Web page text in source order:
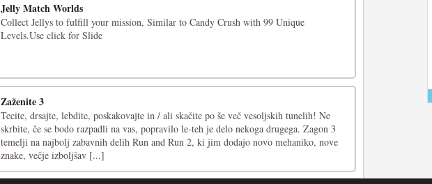
Jelly Match Worlds
Collect Jellys to fulfill your mission, Similar to Candy Crush with 99 Unique
Levels.Use click for Slide
Zaženite 3
Tecite, drsajte, lebdite, poskakovajte in / ali skačite po še več vesoljskih tunelih! Ne
skrbite, če se bodo razpadli na vas, popravilo le-teh je delo nekoga drugega. Zagon 3
temelji na najbolj zabavnih delih Run and Run 2, ki jim dodajo novo mehaniko, nove
znake, večje izboljšav [...]